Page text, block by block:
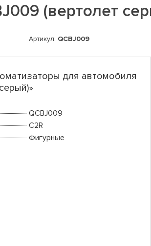
(вертолет
Артикул: QCBJ009
для автомобиля
QCBJ009
C2R
Фигурные